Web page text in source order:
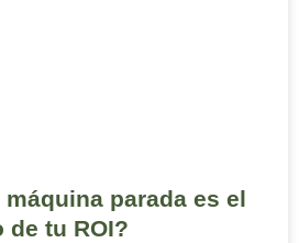
parada es el
de tu ROI?